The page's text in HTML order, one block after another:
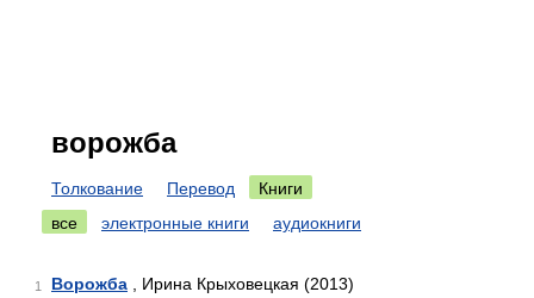
ворожба
Толкование Перевод
Книги
все
электронные книги аудиокниги
1 Ворожба , Ирина Крыховецкая (2013)